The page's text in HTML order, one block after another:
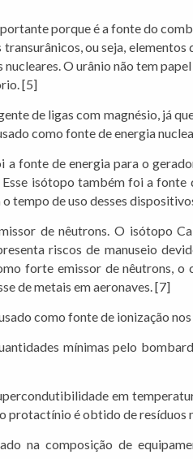
porque é a fonte do
ou seja,
nucleares. O urânio não tem
[5]
de ligas com magnésio, já
como fonte de energia
fonte de energia para o
isótopo também foi a fonte
tempo de uso desses
de nêutrons. O isótopo
riscos de manuseio
forte emissor de nêutrons,
de metais em aeronaves. [7]
como fonte de ionização
mínimas pelo
em
protactínio é obtido de resíduos
na composição de